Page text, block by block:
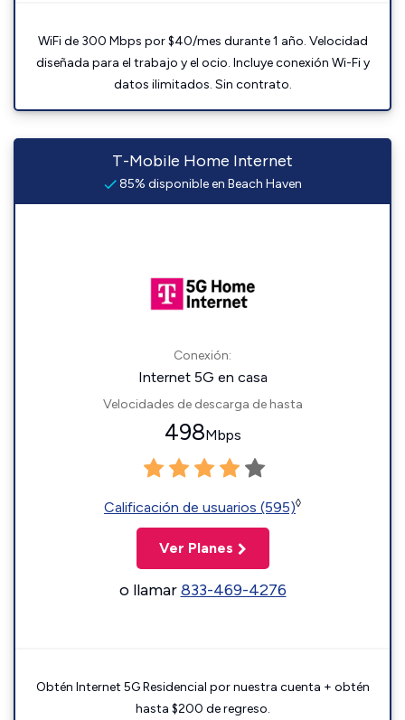
WiFi de 300 Mbps por $40/mes durante 1 año. Velocidad
diseñada para el trabajo y el ocio. Incluye conexión Wi-Fi y
datos ilimitados. Sin contrato.
T-Mobile Home Internet
85% disponible en Beach Haven
Conexión:
Internet 5G en casa
Velocidades de descarga de hasta
498Mbps
Calificación de usuarios (595)◊
Ver Planes
o llamar833-469-4276
Obtén Internet 5G Residencial por nuestra cuenta + obtén
hasta $200 de regreso.